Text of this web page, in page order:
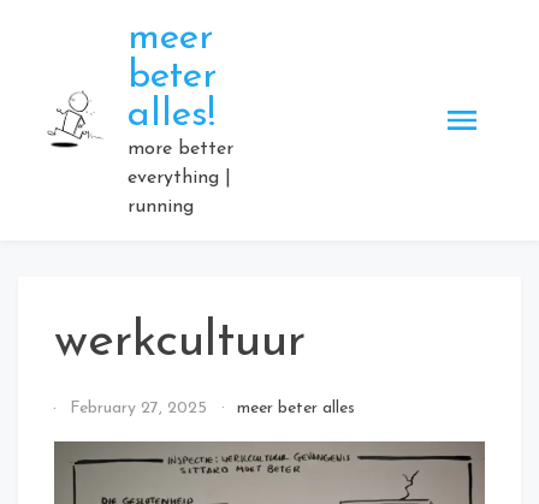
meer
beter
alles!
more better
everything |
running
werkcultuur
ByFebruary 27, 2025 meer beter alles